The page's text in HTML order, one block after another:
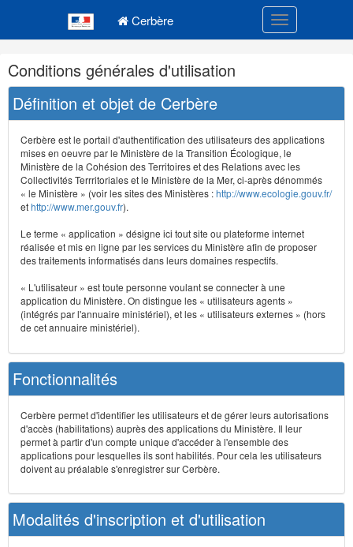
Cerbère Toggle
Navigation
et
outils
annexes
Conditions générales d'utilisation
Définition et objet de Cerbère
Cerbère est le portail d'authentification des utilisateurs des applications
mises en oeuvre par le Ministère de la Transition Écologique, le
Ministère de la Cohésion des Territoires et des Relations avec les
Collectivités Terrritoriales et le Ministère de la Mer, ci-après dénommés
« le Ministère » (voir les sites des Ministères :http://www.ecologie.gouv.fr/
ethttp://www.mer.gouv.fr).
Le terme « application » désigne ici tout site ou plateforme internet
réalisée et mis en ligne par les services du Ministère afin de proposer
des traitements informatisés dans leurs domaines respectifs.
« L'utilisateur » est toute personne voulant se connecter à une
application du Ministère. On distingue les « utilisateurs agents »
(intégrés par l'annuaire ministériel), et les « utilisateurs externes » (hors
de cet annuaire ministériel).
Fonctionnalités
Cerbère permet d'identifier les utilisateurs et de gérer leurs autorisations
d'accès (habilitations) auprès des applications du Ministère. Il leur
permet à partir d'un compte unique d'accéder à l'ensemble des
applications pour lesquelles ils sont habilités. Pour cela les utilisateurs
doivent au préalable s'enregistrer sur Cerbère.
Modalités d'inscription et d'utilisation